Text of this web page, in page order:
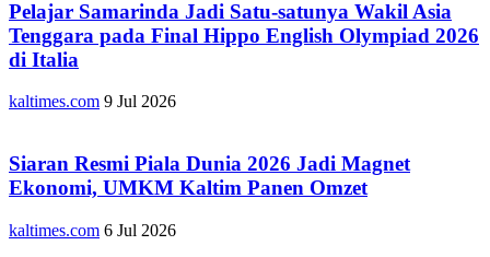
Pelajar Samarinda Jadi Satu-satunya Wakil Asia
Tenggara pada Final Hippo English Olympiad 2026
di Italia
kaltimes.com 9 Jul 2026
Siaran Resmi Piala Dunia 2026 Jadi Magnet
Ekonomi, UMKM Kaltim Panen Omzet
kaltimes.com 6 Jul 2026